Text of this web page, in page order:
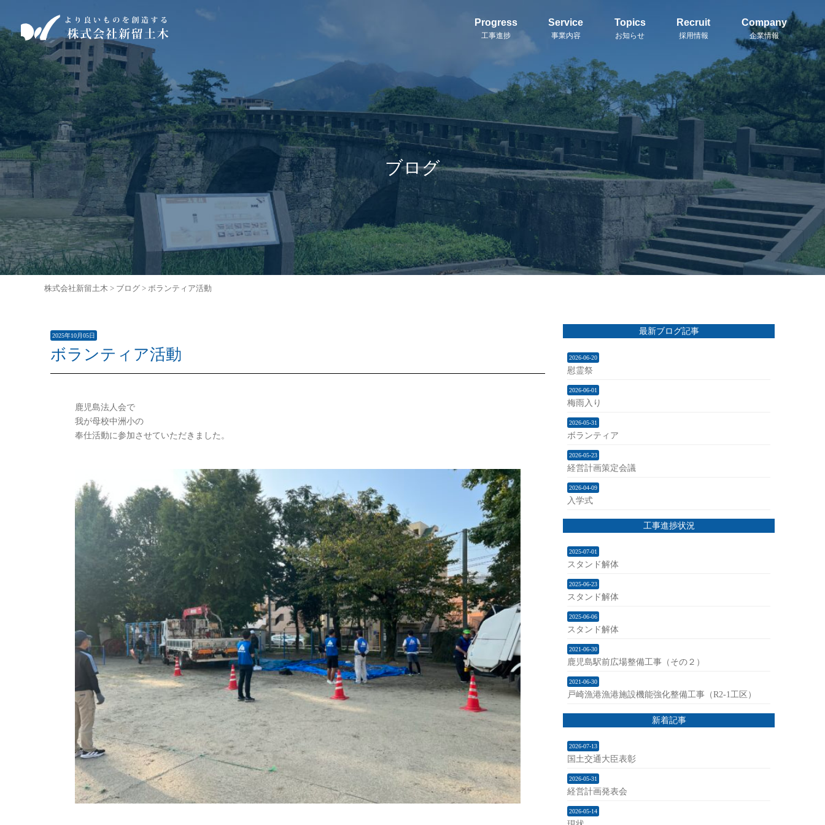
Progress
工事進捗
Service
事業内容
Topics
お知らせ
Recruit
採用情報
Company
企業情報
ブログ
株式会社新留土木 > ブログ >ボランティア活動
2025年10月05日
ボランティア活動
鹿児島法人会で
我が母校中洲小の
奉仕活動に参加させていただきました。
最新ブログ記事
2026-06-20
慰霊祭
2026-06-01
梅雨入り
2026-05-31
ボランティア
2026-05-23
経営計画策定会議
2026-04-09
入学式
工事進捗状況
2025-07-01
スタンド解体
2025-06-23
スタンド解体
2025-06-06
スタンド解体
2021-06-30
鹿児島駅前広場整備工事（その２）
2021-06-30
戸崎漁港漁港施設機能強化整備工事（R2-1工区）
新着記事
2026-07-13
国土交通大臣表彰
2026-05-31
経営計画発表会
2026-05-14